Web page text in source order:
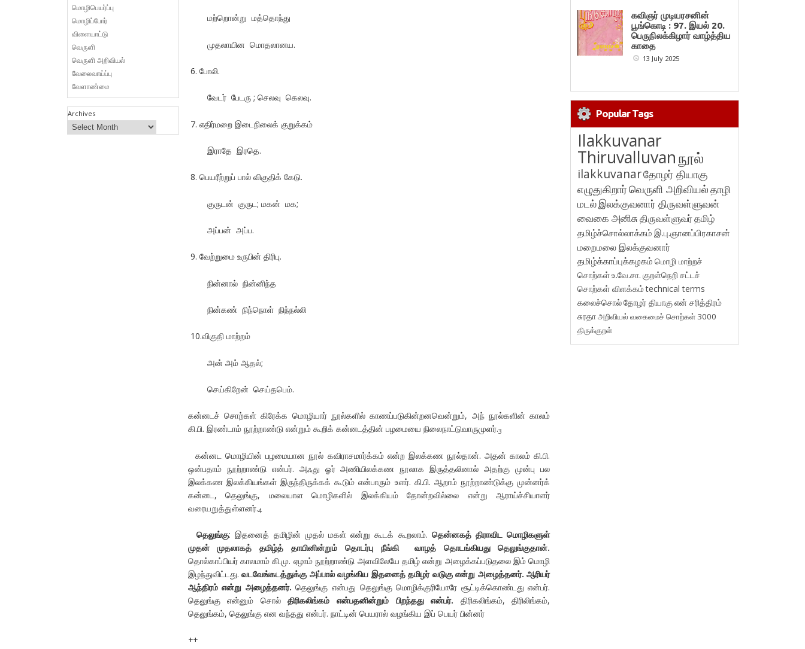
மற்றொன்று மத்தொந்து
முதலாயின மொதலானய.
6. போலி.
வேடர் பேடரு ; செலவு கெலவு.
7. எதிர்மறை இடைநிலைக் குறுக்கம்
இராதே இரதெ.
8. பெயரீற்றுப் பால் விகுதிக் கேடு.
குருடன் குருட; மகன் மக;
அப்பன் அப்ப.
9. வேற்றுமை உருபின் திரிபு.
நின்னால் நின்னிந்த
நின்கண் நிந்நொள் நிந்நல்லி
10.விகுதி மாற்றம்
அன் அம் ஆதல்;
செய்கிறேன் செய்தபெம்.
கன்னடச் சொற்கள் கிரேக்க மொழியார் நூல்களில் காணப்படுகின்றனவென்றும், அந் நூல்களின் காலம்
கி.பி. இரண்டாம் நூற்றாண்டு என்றும் கூறிக் கன்னடத்தின் பழமையை நிலைநாட்டுவாருமுளர்.3
கன்னட மொழியின் பழமையான நூல் கவிராசமார்க்கம் என்ற இலக்கண நூல்தான். அதன் காலம் கி.பி.
ஒன்பதாம் நூற்றாண்டு என்பர். அஃது ஓர் அணியிலக்கண நூலாக இருத்தலினால் அதற்கு முன்பு பல
இலக்கண இலக்கியங்கள் இருந்திருக்கக் கூடும் என்பாரும் உளர். கி.பி. ஆறாம் நூற்றாண்டுக்கு முன்னர்க்
கன்னட, தெலுங்கு, மலையாள மொழிகளில் இலக்கியம் தோன்றவில்லை என்று ஆராய்ச்சியாளர்
வரையறுத்துள்ளனர்.4
தெலுங்கு: இதனைத் தமிழின் முதல் மகள் என்று கூடக் கூறலாம். தென்னகத் திராவிட மொழிகளுள்
முதன் முதலாகத் தமிழ்த் தாயினின்றும் தொடர்பு நீங்கி வாழத் தொடங்கியது தெலுங்குதான்.
தொல்காப்பியர் காலமாம் கி.மு. ஏழாம் நூற்றாண்டு அளவிலேயே தமிழ் என்று அழைக்கப்படுதலை இம் மொழி
இழந்துவிட்டது.வடவேங்கடத்துக்கு அப்பால் வழங்கிய இதனைத் தமிழர் வடுகு என்று அழைத்தனர். ஆரியர்
ஆந்திரம் என்று அழைத்தனர். தெலுங்கு என்பது தெலுங்கு மொழிக்குரியோரே சூட்டிக்கொண்டது என்பர்.
தெலுங்கு என்னும் சொல்திரிகலிங்கம் என்பதனின்றும் பிறந்தது என்பர். திரிகலிங்கம், திரிலிங்கம்,
தெலுங்கம், தெலுங்கு என வந்தது என்பர். நாட்டின் பெயரால் வழங்கிய இப் பெயர் பின்னர்
++
மொழிபெயர்ப்பு
மொழிப்போர்
விளையாட்டு
வெருளி
வெருளி அறிவியல்
வேலைவாய்ப்பு
வேளாண்மை
Archives
கவிஞர் முடியரசனின்
பூங்கொடி : 97. இயல் 20.
பெருநிலக்கிழார் வாழ்த்திய
காதை
13 July 2025
Popular Tags
Ilakkuvanar
Thiruvalluvanநூல்
ilakkuvanarதோழர் தியாகு
எழுதுகிறார்வெருளி அறிவியல்தாழி
மடல்இலக்குவனார் திருவள்ளுவன்
வைகை அனிசுதிருவள்ளுவர்தமிழ்
தமிழ்ச்சொல்லாக்கம் இ.பு.ஞானப்பிரகாசன்
மறைமலை இலக்குவனார்
தமிழ்க்காப்புக்கழகம் மொழி மாற்றச்
சொற்கள்உ.வே.சா. குறள்நெறி சட்டச்
சொற்கள் விளக்கம்technical terms
கலைச்சொல்தோழர் தியாகுஎன் சரித்திரம்
சுரதாஅறிவியல் வகைமைச் சொற்கள் 3000
திருக்குறள்